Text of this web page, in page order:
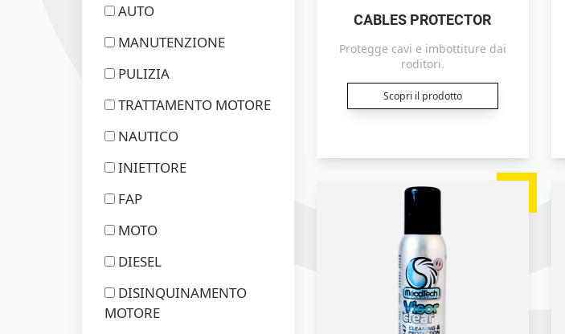
AUTO
MANUTENZIONE
PULIZIA
TRATTAMENTO MOTORE
NAUTICO
INIETTORE
FAP
MOTO
DIESEL
DISINQUINAMENTO
MOTORE
CABLES PROTECTOR
Protegge cavi e imbottiture dai
roditori.
Scopri il prodotto